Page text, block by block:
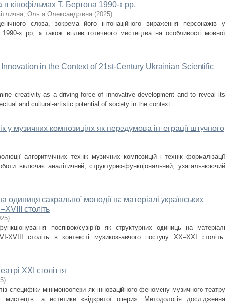
в кінофільмах Т. Бертона 1990-х рр.
Ольга Олександрівна (2025)
слова, зокрема його інтонаційного вираження персонажів у
х рр, а також вплив готичного мистецтва на особливості мовної
in the Context of 21st-Century Ukrainian Scientific
creativity as a driving force of innovative development and to reveal its
and cultural-artistic potential of society in the context ...
у музичних композиціях як передумова інтеграції штучного
алгоритмічних технік музичних композицій і технік формалізації
включає аналітичний, структурно-функціональний, узагальнюючий
одиниця сакральної монодії на матеріалі українських
століть
)
поспівок/сузір’їв як структурних одиниць на матеріалі
XVIII cтоліть в контексті музикознавчого поступу ХХ–ХХІ століть.
ХХІ століття
)
специфіки мінімоноопери як інноваційного феномену музичного театру
мистецтв та естетики «відкритої опери». Методологія дослідження